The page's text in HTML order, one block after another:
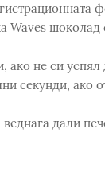
шоколад
ако не си
секунди, ако
дали